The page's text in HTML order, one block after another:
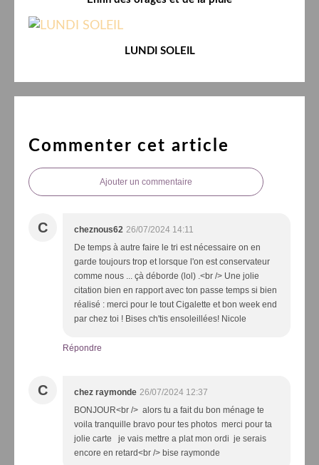
LUNDI SOLEIL
Commenter cet article
Ajouter un commentaire
C cheznous62 26/07/2024 14:11
De temps à autre faire le tri est nécessaire on en
garde toujours trop et lorsque l'on est conservateur
comme nous ... çà déborde (lol) .<br /> Une jolie
citation bien en rapport avec ton passe temps si bien
réalisé : merci pour le tout Cigalette et bon week end
par chez toi ! Bises ch'tis ensoleillées! Nicole
Répondre
C chez raymonde 26/07/2024 12:37
BONJOUR<br /> alors tu a fait du bon ménage te
voila tranquille bravo pour tes photos merci pour ta
jolie carte je vais mettre a plat mon ordi je serais
encore en retard<br /> bise raymonde